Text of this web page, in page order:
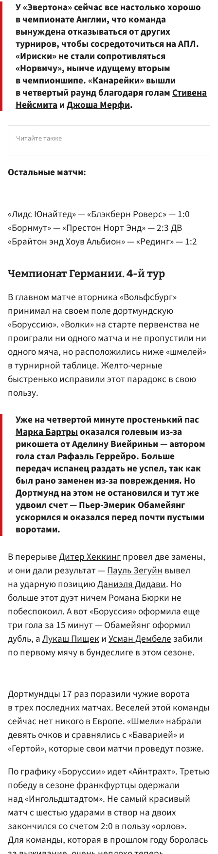
У «Эвертона» сейчас все настолько хорошо
в чемпионате Англии, что команда
вынуждена отказываться от других
турниров, чтобы сосредоточиться на АПЛ.
«Ириски» не стали сопротивляться
«Норвичу», нынче идущему вторым
в чемпионшипе. «Канарейки» вышли
в четвертый раунд благодаря голамСтивена
НейсмитаиДжоша Мерфи.
Читайте также
Остальные матчи:
«Лидс Юнайтед» — «Блэкберн Роверс» — 1:0
«Борнмут» — «Престон Норт Энд» — 2:3 ДВ
«Брайтон энд Хоув Альбион» — «Рединг» — 1:2
Чемпионат Германии. 4-й тур
В главном матче вторника «Вольфсбург»
принимал на своем поле дортмундскую
«Боруссию». «Волки» на старте первенства не
проиграли ни одного матча и не пропустили ни
одного мяча, но расположились ниже «шмелей»
в турнирной таблице. Желто-черные
быстренько исправили этот парадокс в свою
пользу.
Уже на четвертой минуте простенький пас
Марка Бартрыоказался голевым из-за
рикошета от Аделину Виейриньи — автором
гола сталРафаэль Геррейро. Больше
передач испанец раздать не успел, так как
был рано заменен из-за повреждения. Но
Дортмунд на этом не остановился и тут же
удвоил счет — Пьер-Эмерик Обамейянг
ускорился и оказался перед почти пустыми
воротами.
В перерывеДитер Хеккингпровел две замены,
и они дали результат —Пауль Зегуйнвывел
на ударную позициюДаниэля Дидави. Но
больше этот дуэт ничем Романа Бюрки не
побеспокоил. А вот «Боруссия» оформила еще
три гола за 15 минут — Обамейянг оформил
дубль, аЛукаш ПищекиУсман Дембелезабили
по первому мячу в бундеслиге в этом сезоне.
Дортмундцы 17 раз поразили чужие ворота
в трех последних матчах. Веселей этой команды
сейчас нет никого в Европе. «Шмели» набрали
девять очков и сравнялись с «Баварией» и
«Гертой», которые свои матчи проведут позже.
По графику «Боруссии» идет «Айнтрахт». Третью
победу в сезоне франкфуртцы одержали
над «Ингольдштадтом». Не самый красивый
матч с шестью ударами в створ на двоих
закончился со счетом 2:0 в пользу «орлов».
Для команды, которая в прошлом году боролась